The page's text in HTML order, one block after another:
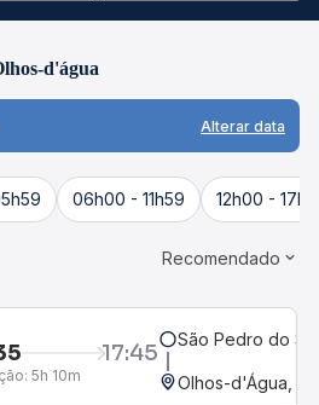
d'água
Alterar data
06h00 - 11h59 12h00 -
Recomendado
17:45
5h 10m
São Pedro do
Olhos-d'Água,